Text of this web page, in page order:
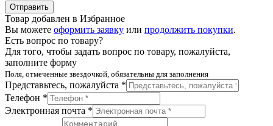
Отправить
Товар добавлен в Избранное
Вы можете оформить заявку или продолжить покупки.
Есть вопрос по товару?
Для того, чтобы задать вопрос по товару, пожалуйста,
заполните форму
Поля, отмеченные звездочкой, обязательны для заполнения
Представьтесь, пожалуйста *
Телефон *
Электронная почта *